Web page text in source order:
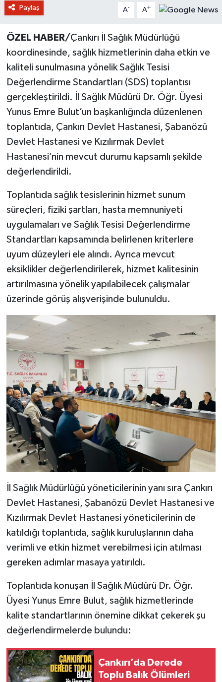
Paylaş A- A+
ÖZEL HABER/Çankırı İl Sağlık Müdürlüğü
koordinesinde, sağlık hizmetlerinin daha etkin ve
kaliteli sunulmasına yönelik Sağlık Tesisi
Değerlendirme Standartları (SDS) toplantısı
gerçekleştirildi. İl Sağlık Müdürü Dr. Öğr. Üyesi
Yunus Emre Bulut’un başkanlığında düzenlenen
toplantıda, Çankırı Devlet Hastanesi, Şabanözü
Devlet Hastanesi ve Kızılırmak Devlet
Hastanesi’nin mevcut durumu kapsamlı şekilde
değerlendirildi.
Toplantıda sağlık tesislerinin hizmet sunum
süreçleri, fiziki şartları, hasta memnuniyeti
uygulamaları ve Sağlık Tesisi Değerlendirme
Standartları kapsamında belirlenen kriterlere
uyum düzeyleri ele alındı. Ayrıca mevcut
eksiklikler değerlendirilerek, hizmet kalitesinin
artırılmasına yönelik yapılabilecek çalışmalar
üzerinde görüş alışverişinde bulunuldu.
İl Sağlık Müdürlüğü yöneticilerinin yanı sıra Çankırı
Devlet Hastanesi, Şabanözü Devlet Hastanesi ve
Kızılırmak Devlet Hastanesi yöneticilerinin de
katıldığı toplantıda, sağlık kuruluşlarının daha
verimli ve etkin hizmet verebilmesi için atılması
gereken adımlar masaya yatırıldı.
Toplantıda konuşan İl Sağlık Müdürü Dr. Öğr.
Üyesi Yunus Emre Bulut, sağlık hizmetlerinde
kalite standartlarının önemine dikkat çekerek şu
değerlendirmelerde bulundu:
Çankırı’da Derede
Toplu Balık Ölümleri